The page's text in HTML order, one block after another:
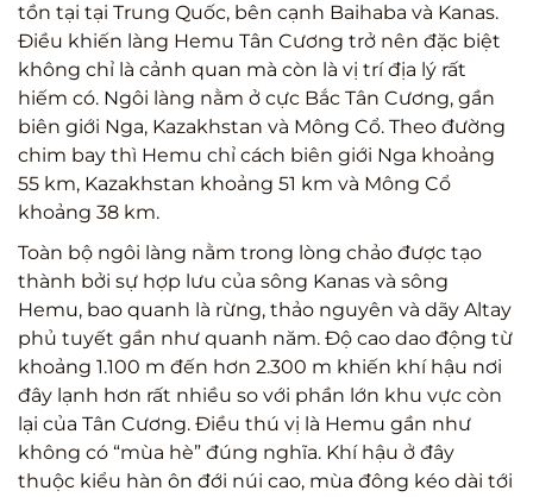
tồn tại tại Trung Quốc, bên cạnh Baihaba và Kanas.
Điều khiến làng Hemu Tân Cương trở nên đặc biệt
không chỉ là cảnh quan mà còn là vị trí địa lý rất
hiếm có. Ngôi làng nằm ở cực Bắc Tân Cương, gần
biên giới Nga, Kazakhstan và Mông Cổ. Theo đường
chim bay thì Hemu chỉ cách biên giới Nga khoảng
55 km, Kazakhstan khoảng 51 km và Mông Cổ
khoảng 38 km.
Toàn bộ ngôi làng nằm trong lòng chảo được tạo
thành bởi sự hợp lưu của sông Kanas và sông
Hemu, bao quanh là rừng, thảo nguyên và dãy Altay
phủ tuyết gần như quanh năm. Độ cao dao động từ
khoảng 1.100 m đến hơn 2.300 m khiến khí hậu nơi
đây lạnh hơn rất nhiều so với phần lớn khu vực còn
lại của Tân Cương. Điều thú vị là Hemu gần như
không có “mùa hè” đúng nghĩa. Khí hậu ở đây
thuộc kiểu hàn ôn đới núi cao, mùa đông kéo dài tới